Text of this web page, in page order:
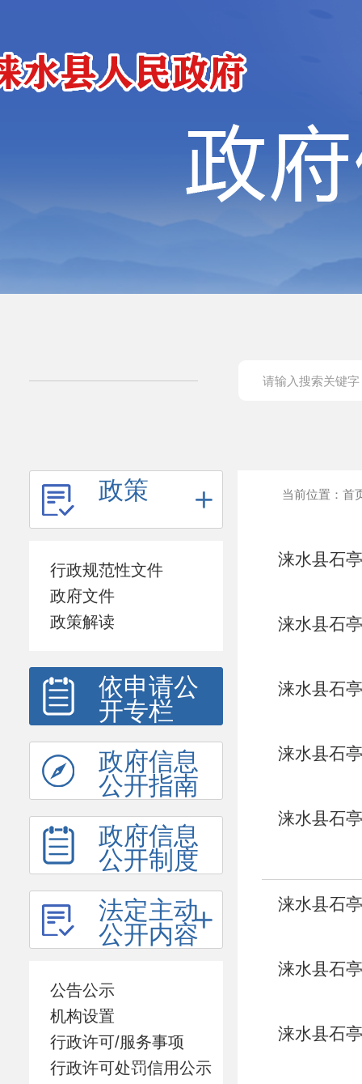
政策
行政规范性文件
政府文件
政策解读
依申请公
开专栏
政府信息
公开指南
政府信息
公开制度
法定主动
公开内容
公告公示
机构设置
行政许可/服务事项
行政许可处罚信用公示
当前位置： 首
涞水县石
涞水县石
涞水县石
涞水县石
涞水县石
涞水县石
涞水县石
涞水县石